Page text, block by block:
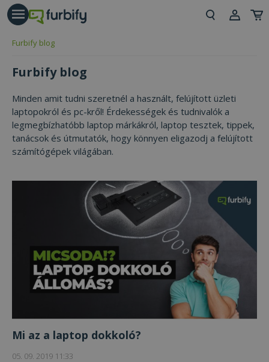
Furbify blog
Furbify blog
Minden amit tudni szeretnél a használt, felújított üzleti
laptopokról és pc-kről! Érdekességek és tudnivalók a
legmegbízhatóbb laptop márkákról, laptop tesztek, tippek,
tanácsok és útmutatók, hogy könnyen eligazodj a felújított
számítógépek világában.
Mi az a laptop dokkoló?
05. 09. 2019 11:33
gomb